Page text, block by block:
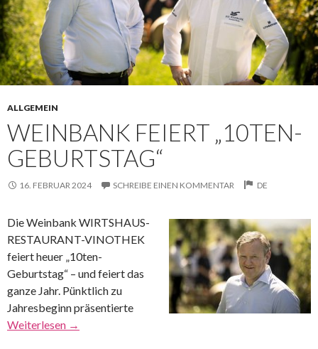
ALLGEMEIN
WEINBANK FEIERT „10TEN-
GEBURTSTAG“
16. FEBRUAR 2024 SCHREIBE EINEN KOMMENTAR DE
Die Weinbank WIRTSHAUS-
RESTAURANT-VINOTHEK
feiert heuer „10ten-
Geburtstag“ – und feiert das
ganze Jahr. Pünktlich zu
Jahresbeginn präsentierte
Weiterlesen →